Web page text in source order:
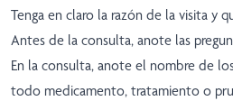
Tenga en claro la razón de la visita y
Antes de la consulta, anote las
En la consulta, anote el nombre de
todo medicamento, tratamiento o